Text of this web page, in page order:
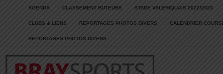
AGENDA CLASSEMENT BUTEURS STADE VALERIQUAIS 2022/2023
CLUBS & LIENS REPORTAGES PHOTOS DIVERS CALENDRIER
REPORTAGES PHOTOS DIVERS